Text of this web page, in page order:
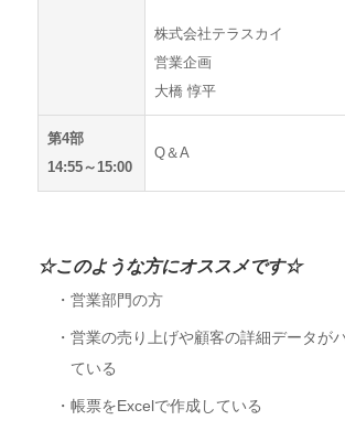
株式会社テラスカイ
営業企画
大橋 惇平
第4部
14:55～15:00
Q＆A
☆このような方にオススメです☆
営業部門の方
営業の売り上げや顧客の詳細データが
ている
帳票をExcelで作成している